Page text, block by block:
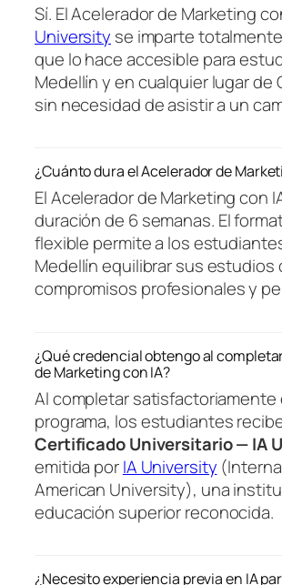
Sí. El Acelerador de Marketing
University se imparte
que lo hace accesible para
Medellín y en cualquier lugar de
sin necesidad de asistir a un
¿Cuánto dura el Acelerador de
El Acelerador de Marketing con
duración de 6 semanas. El
flexible permite a los
Medellín equilibrar sus estudios
compromisos profesionales y
¿Qué credencial obtengo al
de Marketing con IA?
Al completar satisfactoriamente
programa, los estudiantes
Certificado Universitario — IA
emitida porIA University
American University), una
educación superior reconocida.
¿Necesito experiencia previa en IA